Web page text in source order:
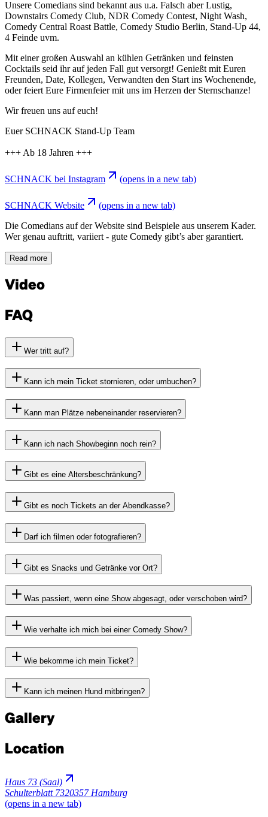
Unsere Comedians sind bekannt aus u.a. Falsch aber Lustig,
Downstairs Comedy Club, NDR Comedy Contest, Night Wash,
Comedy Central Roast Battle, Comedy Studio Berlin, Stand-Up 44,
4 Feinde uvm.
Mit einer großen Auswahl an kühlen Getränken und feinsten
Cocktails seid ihr auf jeden Fall gut versorgt! Genießt mit Euren
Freunden, Date, Kollegen, Verwandten den Start ins Wochenende,
oder feiert Eure Firmenfeier mit uns im Herzen der Sternschanze!
Wir freuen uns auf euch!
Euer SCHNACK Stand-Up Team
+++ Ab 18 Jahren +++
SCHNACK bei Instagram (opens in a new tab)
SCHNACK Website
(opens in a new tab)
Die Comedians auf der Website sind Beispiele aus unserem Kader.
Wer genau auftritt, variiert - gute Comedy gibt’s aber garantiert.
Read more
Video
FAQ
Wer tritt auf?
Kann ich mein Ticket stornieren, oder umbuchen?
Kann man Plätze nebeneinander reservieren?
Kann ich nach Showbeginn noch rein?
Gibt es eine Altersbeschränkung?
Gibt es noch Tickets an der Abendkasse?
Darf ich filmen oder fotografieren?
Gibt es Snacks und Getränke vor Ort?
Was passiert, wenn eine Show abgesagt, oder verschoben wird?
Wie verhalte ich mich bei einer Comedy Show?
Wie bekomme ich mein Ticket?
Kann ich meinen Hund mitbringen?
Gallery
Location
Haus 73 (Saal)
Schulterblatt 7320357 Hamburg
(opens in a new tab)